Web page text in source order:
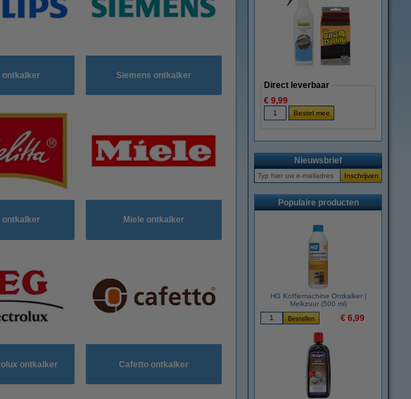
ontkalker Siemens ontkalker
ontkalker Miele ontkalker
ontkalker Cafetto ontkalker
Direct leverbaar
€ 9,99
Nieuwsbrief
Populaire producten
HG Koffiemachine Ontkalker |
Melkzuur (500 ml)
€ 6,99